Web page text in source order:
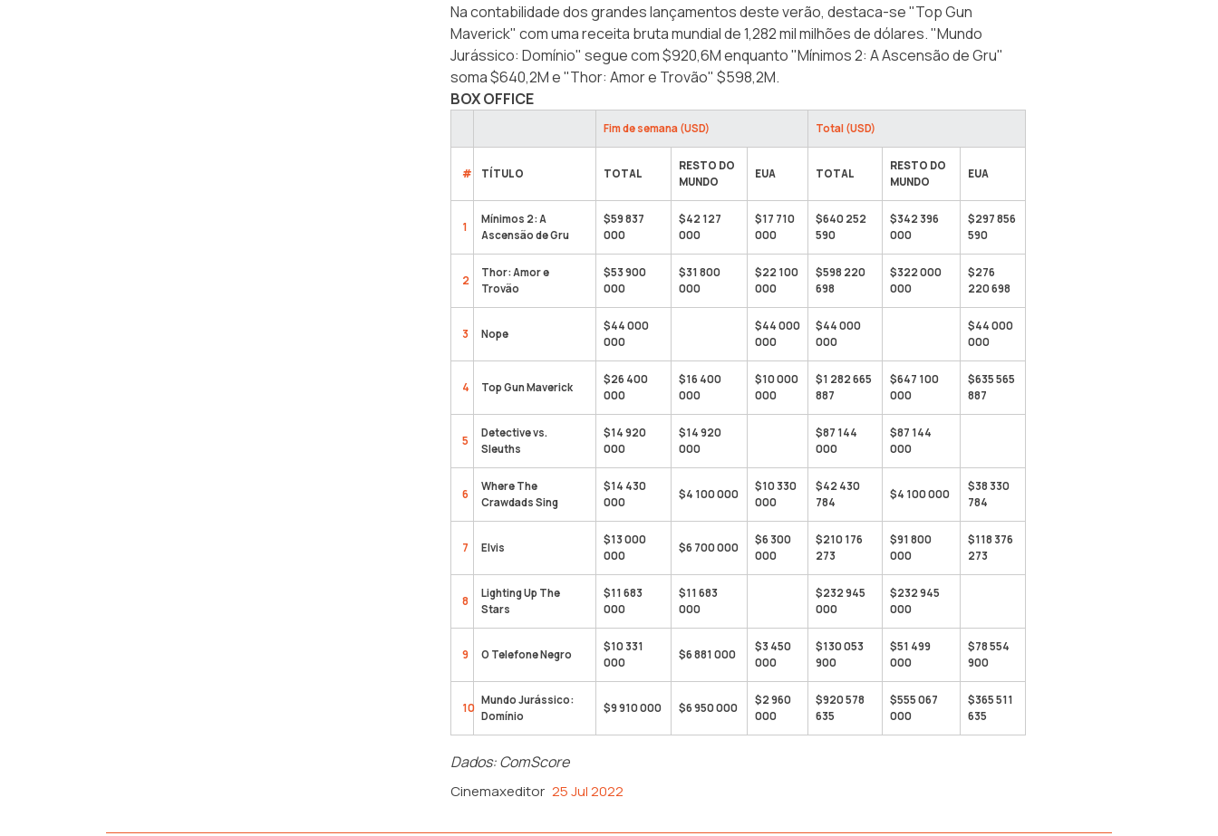
Na contabilidade dos grandes lançamentos deste verão, destaca-se "Top Gun
Maverick" com uma receita bruta mundial de 1,282 mil milhões de dólares. "Mundo
Jurássico: Domínio" segue com $920,6M enquanto "Mínimos 2: A Ascensão de Gru"
soma $640,2M e "Thor: Amor e Trovão" $598,2M.
BOX OFFICE
Fim de semana (USD) Total (USD)
# TÍTULO TOTAL
RESTO DO
MUNDO
EUA TOTAL
RESTO DO
MUNDO
EUA
1
Mínimos 2: A
Ascensão de Gru
$59 837
000
$42 127
000
$17 710
000
$640 252
590
$342 396
000
$297 856
590
2
Thor: Amor e
Trovão
$53 900
000
$31 800
000
$22 100
000
$598 220
698
$322 000
000
$276
220 698
3 Nope
$44 000
000
$44 000
000
$44 000
000
$44 000
000
4 Top Gun Maverick
$26 400
000
$16 400
000
$10 000
000
$1 282 665
887
$647 100
000
$635 565
887
5
Detective vs.
Sleuths
$14 920
000
$14 920
000
$87 144
000
$87 144
000
6
Where The
Crawdads Sing
$14 430
000
$4 100 000
$10 330
000
$42 430
784
$4 100 000
$38 330
784
7 Elvis
$13 000
000
$6 700 000
$6 300
000
$210 176
273
$91 800
000
$118 376
273
8
Lighting Up The
Stars
$11 683
000
$11 683
000
$232 945
000
$232 945
000
9 O Telefone Negro
$10 331
000
$6 881 000
$3 450
000
$130 053
900
$51 499
000
$78 554
900
10
Mundo Jurássico:
Domínio
$9 910 000 $6 950 000
$2 960
000
$920 578
635
$555 067
000
$365 511
635
Dados: ComScore
Cinemaxeditor 25 Jul 2022